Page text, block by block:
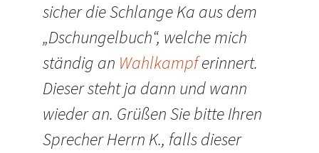
sicher die Schlange Ka aus dem
„Dschungelbuch“, welche mich
ständig an Wahlkampferinnert.
Dieser steht ja dann und wann
wieder an. Grüßen Sie bitte Ihren
Sprecher Herrn K., falls dieser